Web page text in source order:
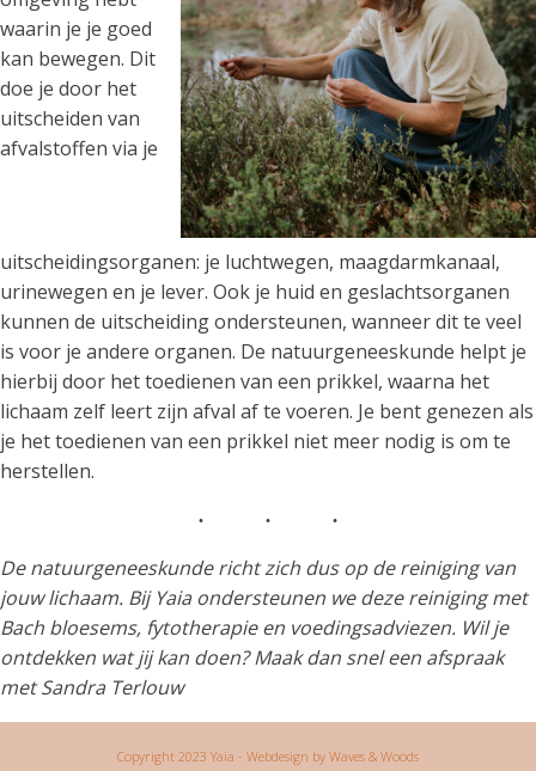
waarin je je goed
kan bewegen. Dit
doe je door het
uitscheiden van
afvalstoffen via je
uitscheidingsorganen: je luchtwegen, maagdarmkanaal,
urinewegen en je lever. Ook je huid en geslachtsorganen
kunnen de uitscheiding ondersteunen, wanneer dit te veel
is voor je andere organen. De natuurgeneeskunde helpt je
hierbij door het toedienen van een prikkel, waarna het
lichaam zelf leert zijn afval af te voeren. Je bent genezen als
je het toedienen van een prikkel niet meer nodig is om te
herstellen.
De natuurgeneeskunde richt zich dus op de reiniging van
jouw lichaam. Bij Yaia ondersteunen we deze reiniging met
Bach bloesems, fytotherapie en voedingsadviezen. Wil je
ontdekken wat jij kan doen? Maak dan snel een afspraak
met Sandra Terlouw
Copyright 2023 Yaia - Webdesign by Waves & Woods